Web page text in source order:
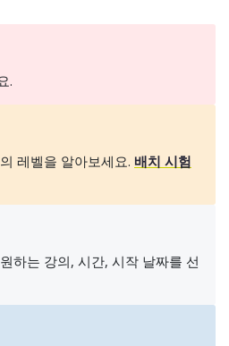
.
레벨을 알아보세요. 배치 시험
하는 강의, 시간, 시작 날짜를 선